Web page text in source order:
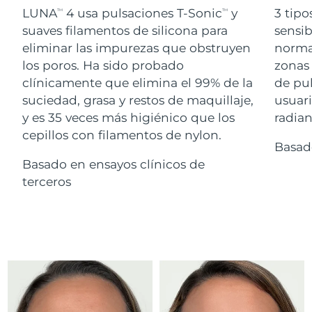
LUNATM 4 usa pulsaciones T-SonicTM
y
suaves filamentos de silicona para
eliminar las impurezas que obstruyen
los poros. Ha sido probado
clínicamente que elimina el 99% de la
suciedad, grasa y restos de maquillaje,
y es 35 veces más higiénico que los
cepillos con filamentos de nylon.
Basado en ensayos clínicos de
terceros
3
de
For healthy hair
18% PAP
Cosméticos Hombres
Comprar todo
FOREO APP
Israel Entrega prevista 8/14/26
Italia Entrega prevista 8/10/26
Japón Entrega prevista 8/13/26
Jersey Entrega prevista 8/15/26
8/12/26
Kuwait
Lituania Entrega prevista8/10/26